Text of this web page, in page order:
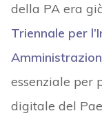
della PA era
Triennale per
essenziale per
digitale del